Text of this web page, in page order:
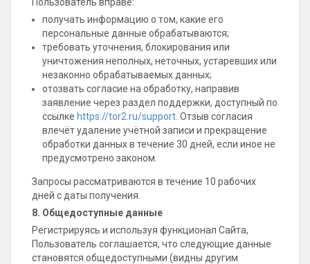
получать информацию о том, какие его
персональные данные обрабатываются;
требовать уточнения, блокирования или
уничтожения неполных, неточных, устаревших или
незаконно обрабатываемых данных;
отозвать согласие на обработку, направив
заявление через раздел поддержки, доступный по
ссылке https://tor2.ru/support . Отзыв согласия
влечёт удаление учётной записи и прекращение
обработки данных в течение 30 дней, если иное не
предусмотрено законом.
Запросы рассматриваются в течение 10 рабочих
дней с даты получения.
8. Общедоступные данные
Регистрируясь и используя функционал Сайта,
Пользователь соглашается, что следующие данные
становятся общедоступными (видны другим